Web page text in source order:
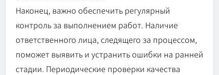
Наконец, важно обеспечить регулярный
контроль за выполнением работ. Наличие
ответственного лица, следящего за процессом,
поможет выявить и устранить ошибки на ранней
стадии. Периодические проверки качества